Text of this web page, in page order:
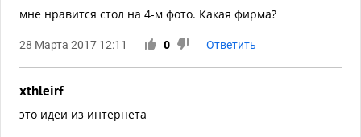
мне нравится стол на 4-м фото. Какая фирма?
28 Марта 2017 12:11 0 Ответить
xthleirf
это идеи из интернета